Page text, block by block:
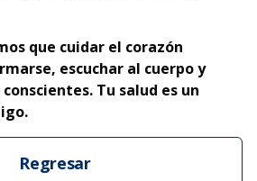
que cuidar el corazón
escuchar al cuerpo y
Tu salud es un
Regresar